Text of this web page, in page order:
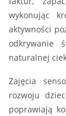
wykonując
aktywności
odkrywanie
naturalnej
Zajęcia
rozwoju
poprawiają